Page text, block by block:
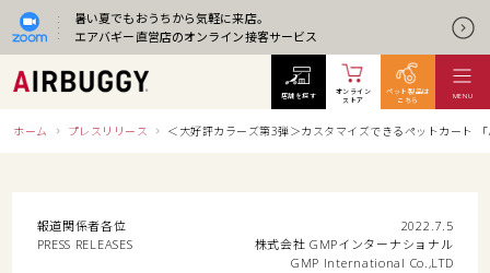
暑い夏でもおうちから気軽に来店。
エアバギー直営店のオンライン接客サービス
ホーム プレスリリース ＜大好評カラーズ第3弾＞カスタマイズできるペットカート
報道関係者各位
PRESS RELEASES
2022.7.5
株式会社 GMPインターナショナル
GMP International Co.,LTD
店舗を探す
オンライン
ストア
ペット製品は
こちら
MENU